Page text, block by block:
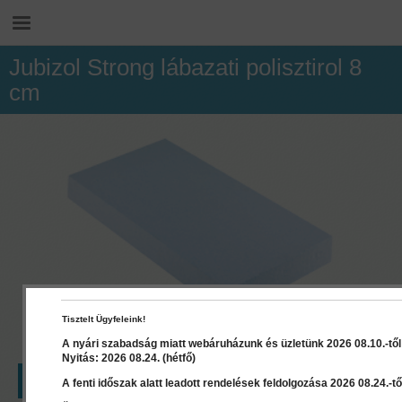
Jubizol Strong lábazati polisztirol 8
cm
LEÍRÁS RÉSZLETEK
Tisztelt Ügyfeleink!
A nyári szabadság miatt webáruházunk és üzletünk 2026 08.10.-
Nyitás: 2026 08.24. (hétfő)
A fenti időszak alatt leadott rendelések feldolgozása 2026 08.24.-